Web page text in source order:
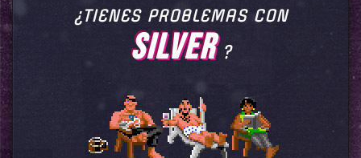
¿TIENES PROBLEMAS CON
SILVER?